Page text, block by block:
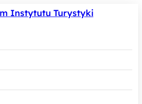
Instytutu Turystyki